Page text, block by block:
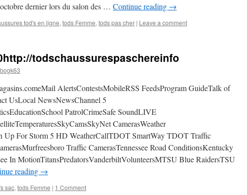
dernier lors du salon des … Continue reading →
tod's en ligne, tods Femme, tods pas cher | Leave a comment
todschaussurespaschereinfo
AlertsContestsMobileRSS FeedsProgram GuideTalk of
UsLocal NewsNewsChannel 5
PatrolCrimeSafe SoundLIVE
CamerasWeather
Up For Storm 5 HD WeatherCallTDOT SmartWay TDOT Traffic
Traffic CamerasTennessee Road ConditionsKentucky
In MotionTitansPredatorsVanderbiltVolunteersMTSU Blue RaidersTSU
reading →
sac, tods Femme | 1 Comment